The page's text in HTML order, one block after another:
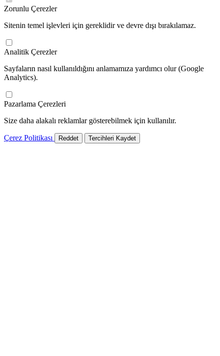
Zorunlu Çerezler
Sitenin temel işlevleri için gereklidir ve devre dışı bırakılamaz.
Analitik Çerezler
Sayfaların nasıl kullanıldığını anlamamıza yardımcı olur (Google
Analytics).
Pazarlama Çerezleri
Size daha alakalı reklamlar gösterebilmek için kullanılır.
Çerez Politikası Reddet Tercihleri Kaydet